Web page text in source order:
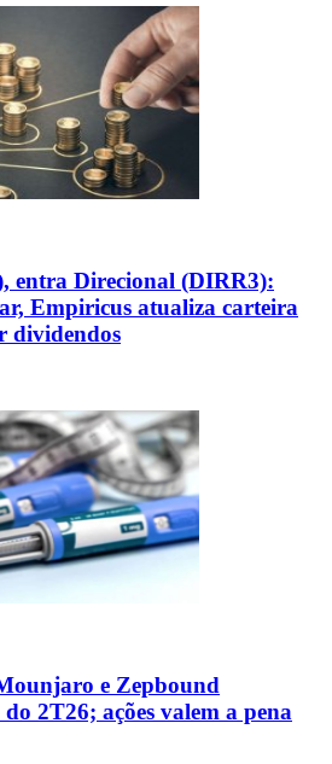
entra Direcional (DIRR3):
Empiricus atualiza carteira
dividendos
e Zepbound
2T26; ações valem a pena